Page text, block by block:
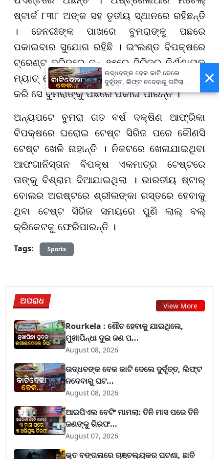
ଷ୍ଟାର୍କ ୮୩୮ ଅଙ୍କ ସହ ତୃତୀୟ ସ୍ଥାନରେ ରହିଛନ୍ତି
। ହେନରୀଙ୍କ ପାଖରେ ବୁମରାଙ୍କୁ ପଛରେ
ପକାଇବାର ସୁଯୋଗ ରହିଛି । ଇଂଲଣ୍ଡ ବିପକ୍ଷରେ
ଟ୍ରେଣ୍ଟ ବ୍ରିଜରେ ଜୁନ୍ ୨୫ରେ ସିରିଜର ନିର୍ଣ୍ଣାୟକ
ମ୍ୟାଚ୍ ଖେଳାଯିବ । ଏହି ମ୍ୟାଚ୍‌ରେ ଭଲ ପ୍ରଦର୍ଶନ
କରି ସେ ବୁମରାଙ୍କୁ ପଛରେ ପକାଇ ପାରନ୍ତି ।
ଅନ୍ୟପଟେ ବୁମରା ଗତ ବର୍ଷ ଦକ୍ଷିଣ ଆଫ୍ରିକା
ବିପକ୍ଷରେ ଘରୋଇ ଟେଷ୍ଟ ସିରିଜ ପରେ କୌଣସି
ଟେଷ୍ଟ ଖେଳି ନାହାନ୍ତି । ନିକଟରେ ଖେଳାଯାଇଥିବା
ଆଫଗାନିସ୍ତାନ ବିପକ୍ଷ ଏକମାତ୍ର ଟେଷ୍ଟରେ
ତାଙ୍କୁ ବିଶ୍ରାମ ଦିଆଯାଇଥିଲା । ଭାରତୀୟ ଷ୍ଟାର୍
ବୋଲର ଅଗଷ୍ଟରେ ଶ୍ରୀଲଙ୍କା ଗସ୍ତରେ ହେବାକୁ
ଥିବା ଟେଷ୍ଟ ସିରିଜ ସମୟରେ ପୁଣି ଲାଲ୍ ବଲ୍
କ୍ରିକେଟକୁ ଫେରିପାରନ୍ତି ।
Tags:
Sports
ଅପରାଧ View More
Rourkela : ଶୌଚ ହେବାକୁ ଯାଇଥିଲେ,
ମୁଖାପିନ୍ଧା ଦୁଇ ଜଣ ପ...
August 08, 2026
ଉଦ୍ଧବଙ୍କ ବେକ କାଟି ଦେଲେ ଦୁର୍ବୃତ୍ତ, ଲିଫ୍ଟ
ନଦେବାରୁ ଘଟ...
August 08, 2026
ଆଇପିଏଲ ବେଟିଂ ମାମଲା: ତିନି ମାସ ପରେ ତିନି
ଜଣଙ୍କୁ ଗିରଫ...
August 07, 2026
ଭୂତ ବଙ୍ଗଳାରେ ଚାଞ୍ଚଲ୍ୟକର ଘଟଣା, ଛାତି
×
ଉଦ୍ଧବଙ୍କ ବେକ କାଟି ଦେଲେ
ଦୁର୍ବୃତ୍ତ, ଲିଫ୍ଟ ନଦେବାରୁ ଘଟିଲା
ଘଟଣା...